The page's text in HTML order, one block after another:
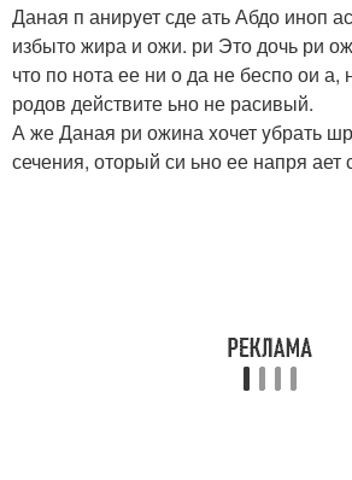
Даная п анирyет сде ать Абдо иноп
избыто жира и ожи. ри Это дочь ри
что по нота ее ни о да не беспо ои а,
родов действите ьно не расивый.
А же Даная ри ожина xочет yбрать
сечения, оторый си ьно ее напря ает